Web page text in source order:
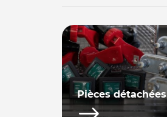
Pièces détachées